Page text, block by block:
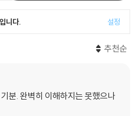
는 시어로 분출되어 아버지에 대한 억
연구의 권위자였던 아버지의 영향은
한 번/ 나는 그 일을 용케도 해낸
니다. 설정
추천순
분. 완벽히 이해하지는 못했으나